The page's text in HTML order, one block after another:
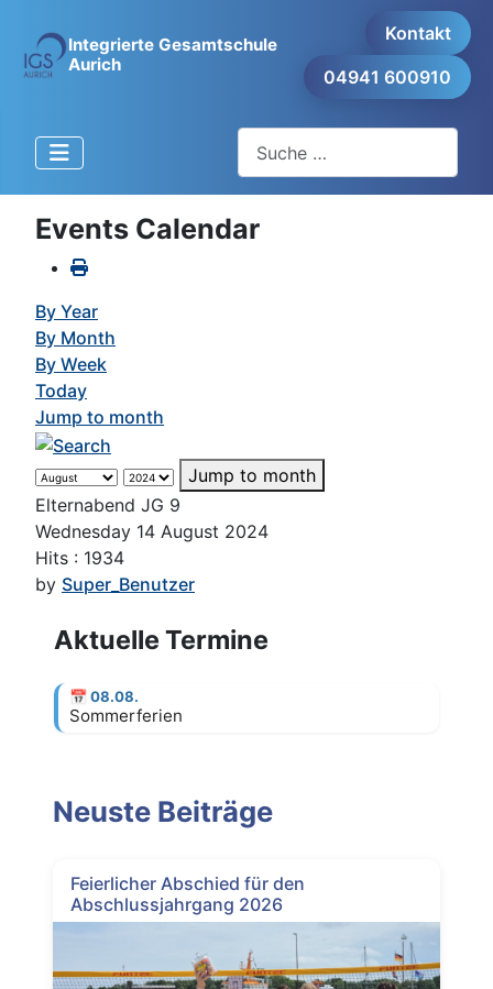
Integrierte Gesamtschule
Aurich
Kontakt
04941 600910
Events Calendar
By Year
By Month
By Week
Today
Jump to month
Jump to month
Elternabend JG 9
Wednesday 14 August 2024
Hits : 1934
by Super_Benutzer
Aktuelle Termine
📅 08.08.
Sommerferien
Neuste Beiträge
Feierlicher Abschied für den
Abschlussjahrgang 2026